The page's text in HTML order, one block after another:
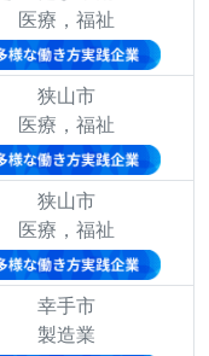
医療，福祉
狭山市
医療，福祉
狭山市
医療，福祉
幸手市
製造業